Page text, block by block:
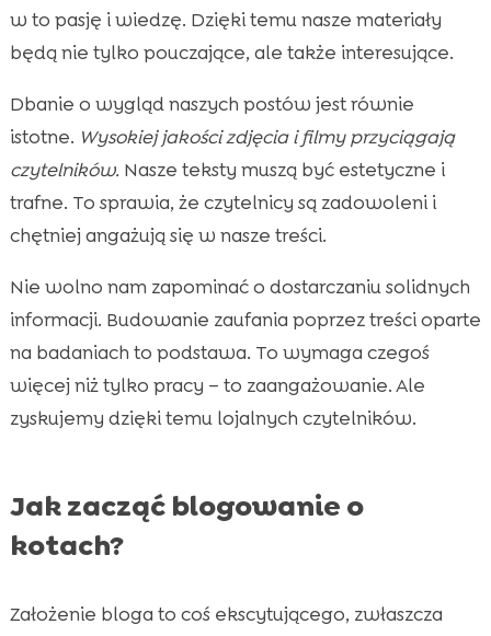
w to pasję i wiedzę. Dzięki temu nasze materiały
będą nie tylko pouczające, ale także interesujące.
Dbanie o wygląd naszych postów jest równie
istotne. Wysokiej jakości zdjęcia i filmy przyciągają
czytelników. Nasze teksty muszą być estetyczne i
trafne. To sprawia, że czytelnicy są zadowoleni i
chętniej angażują się w nasze treści.
Nie wolno nam zapominać o dostarczaniu solidnych
informacji. Budowanie zaufania poprzez treści oparte
na badaniach to podstawa. To wymaga czegoś
więcej niż tylko pracy – to zaangażowanie. Ale
zyskujemy dzięki temu lojalnych czytelników.
Jak zacząć blogowanie o
kotach?
Założenie bloga to coś ekscytującego, zwłaszcza